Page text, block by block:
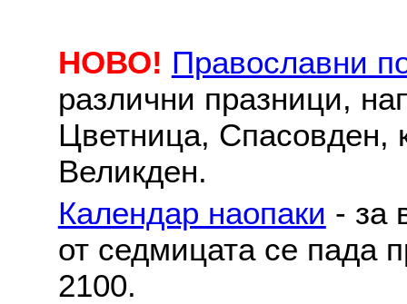
НОВО! Православни
различни празници,
Цветница, Спасовден,
Великден.
Календар наопаки - за
от седмицата се пада
2100.